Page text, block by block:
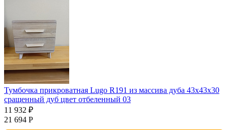
Тумбочка прикроватная Lugo R191 из массива дуба 43х43х30
сращенный дуб цвет отбеленный 03
11 932 ₽
21 694 Р